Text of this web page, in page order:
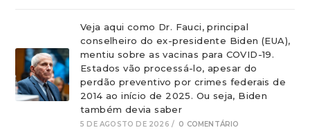
Veja aqui como Dr. Fauci, principal
conselheiro do ex-presidente Biden (EUA),
mentiu sobre as vacinas para COVID-19.
Estados vão processá-lo, apesar do
perdão preventivo por crimes federais de
2014 ao início de 2025. Ou seja, Biden
também devia saber
5 DE AGOSTO DE 2026 / 0 COMENTÁRIO